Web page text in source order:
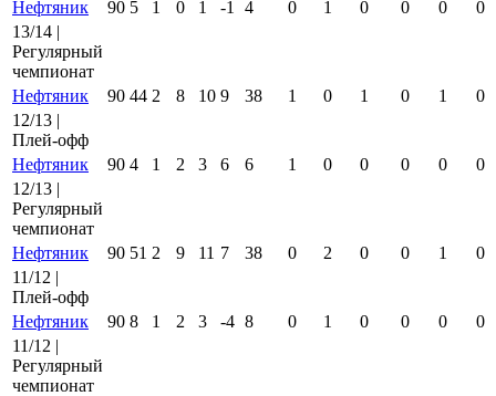
Нефтяник 90 5 1 0 1 -1 4 0 1 0 0 0
0
13/14 |
Регулярный
чемпионат
Нефтяник
90 44 2 8 10 9 38 1 0 1 0 1
0
12/13 |
Плей-офф
Нефтяник
90 4 1 2 3 6 6 1 0 0 0 0
0
12/13 |
Регулярный
чемпионат
Нефтяник
90 51 2 9 11 7 38 0 2 0 0 1
0
11/12 |
Плей-офф
Нефтяник
90 8 1 2 3 -4 8 0 1 0 0 0
0
11/12 |
Регулярный
чемпионат